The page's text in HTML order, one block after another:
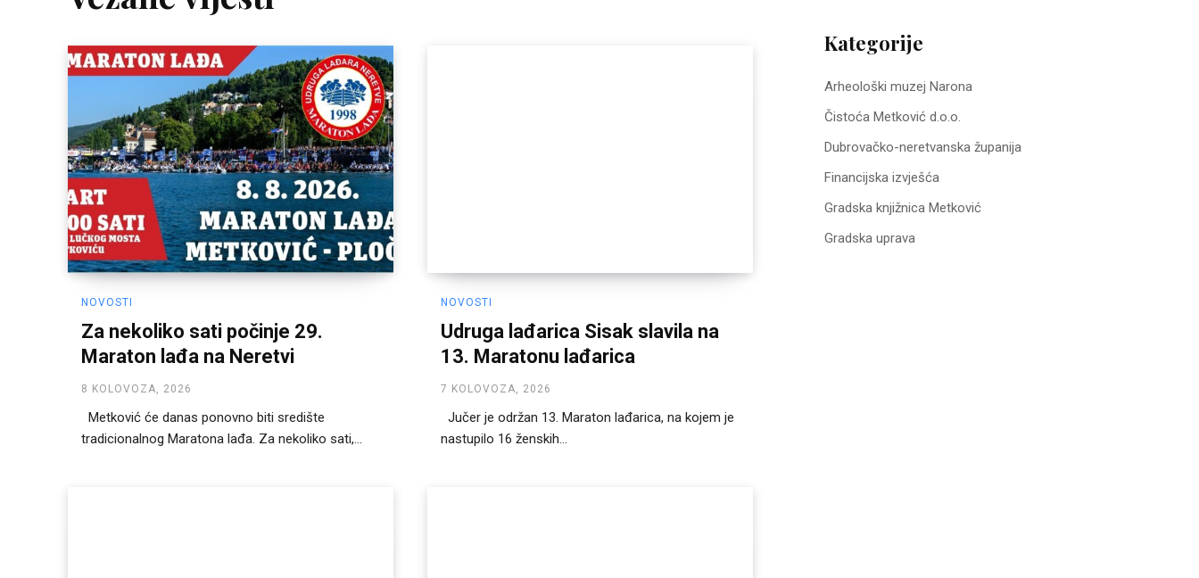
NOVOSTI
Za nekoliko sati počinje 29.
Maraton lađa na Neretvi
8 KOLOVOZA, 2026
Metković će danas ponovno biti središte
tradicionalnog Maratona lađa. Za nekoliko sati,...
NOVOSTI
Udruga lađarica Sisak slavila na
13. Maratonu lađarica
7 KOLOVOZA, 2026
Jučer je održan 13. Maraton lađarica, na kojem je
nastupilo 16 ženskih...
Kategorije
Arheološki muzej Narona
Čistoća Metković d.o.o.
Dubrovačko-neretvanska županija
Financijska izvješća
Gradska knjižnica Metković
Gradska uprava